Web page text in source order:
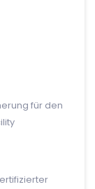
für den